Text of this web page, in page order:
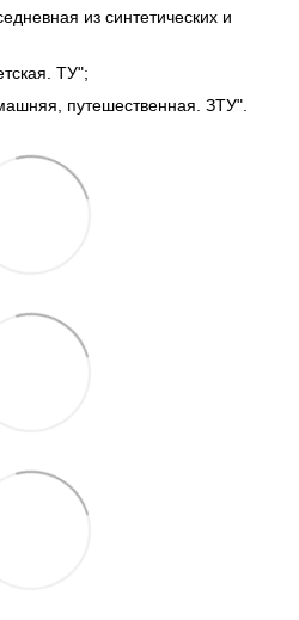
из синтетических и
ТУ";
путешественная. ЗТУ".